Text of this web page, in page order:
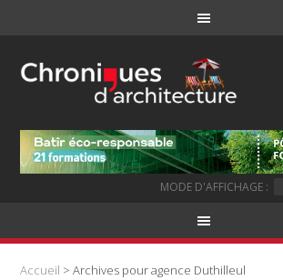
MODE D'AFFICHAGE :
Accueil > Archives pour agence Duthilleul